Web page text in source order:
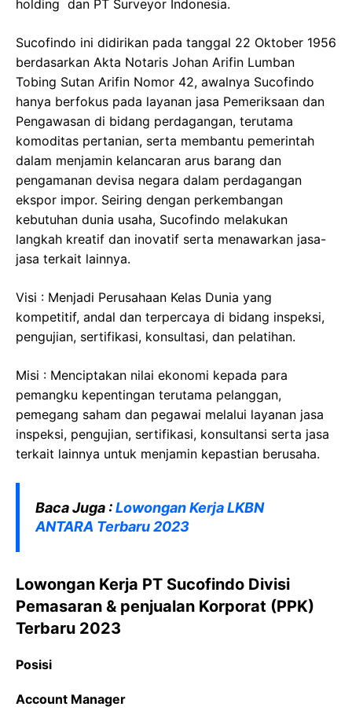
holding dan PT Surveyor Indonesia.
Sucofindo ini didirikan pada tanggal 22 Oktober 1956
berdasarkan Akta Notaris Johan Arifin Lumban
Tobing Sutan Arifin Nomor 42, awalnya Sucofindo
hanya berfokus pada layanan jasa Pemeriksaan dan
Pengawasan di bidang perdagangan, terutama
komoditas pertanian, serta membantu pemerintah
dalam menjamin kelancaran arus barang dan
pengamanan devisa negara dalam perdagangan
ekspor impor. Seiring dengan perkembangan
kebutuhan dunia usaha, Sucofindo melakukan
langkah kreatif dan inovatif serta menawarkan jasa-
jasa terkait lainnya.
Visi : Menjadi Perusahaan Kelas Dunia yang
kompetitif, andal dan terpercaya di bidang inspeksi,
pengujian, sertifikasi, konsultasi, dan pelatihan.
Misi : Menciptakan nilai ekonomi kepada para
pemangku kepentingan terutama pelanggan,
pemegang saham dan pegawai melalui layanan jasa
inspeksi, pengujian, sertifikasi, konsultansi serta jasa
terkait lainnya untuk menjamin kepastian berusaha.
Baca Juga :Lowongan Kerja LKBN
ANTARA Terbaru 2023
Lowongan Kerja PT Sucofindo Divisi
Pemasaran & penjualan Korporat (PPK)
Terbaru 2023
Posisi
Account Manager